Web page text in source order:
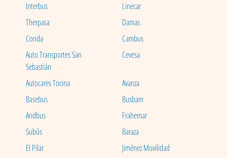
Interbus
Linecar
Therpasa
Damas
Conda
Cambus
Auto Transportes San
Sebastián
Cevesa
Autocares Tocina
Avanza
Basebus
Busbam
Andbus
Frahemar
Subús
Baraza
El Pilar
Jiménez Movilidad